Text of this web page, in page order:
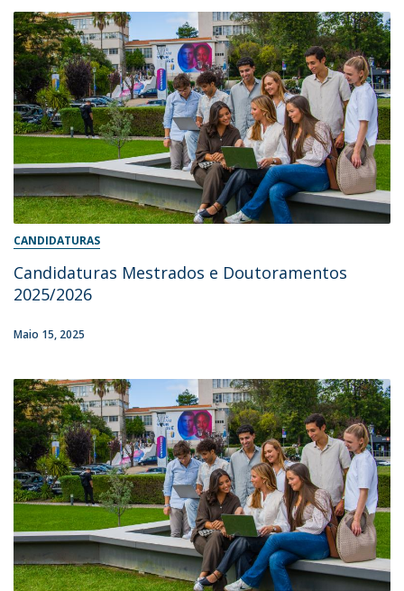
CANDIDATURAS
Candidaturas Mestrados e Doutoramentos
2025/2026
Maio 15, 2025